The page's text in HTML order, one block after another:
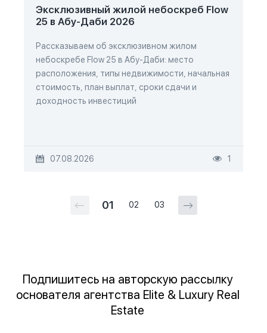
Эксклюзивный жилой небоскреб Flow
25 в Абу-Даби 2026
Рассказываем об эксклюзивном жилом
небоскребе Flow 25 в Абу-Даби: место
расположения, типы недвижимости, начальная
стоимость, план выплат, сроки сдачи и
доходность инвестиций
07.08.2026 1
01 02 03
Подпишитесь на авторскую рассылку
основателя агентства Elite & Luxury Real
Estate